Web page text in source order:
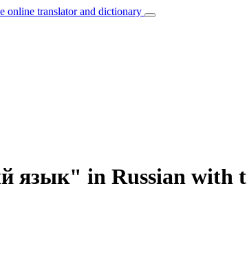
online translator and dictionary
язык" in Russian with